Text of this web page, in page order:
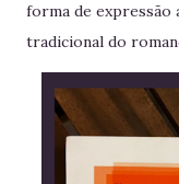
forma de
tradicional do